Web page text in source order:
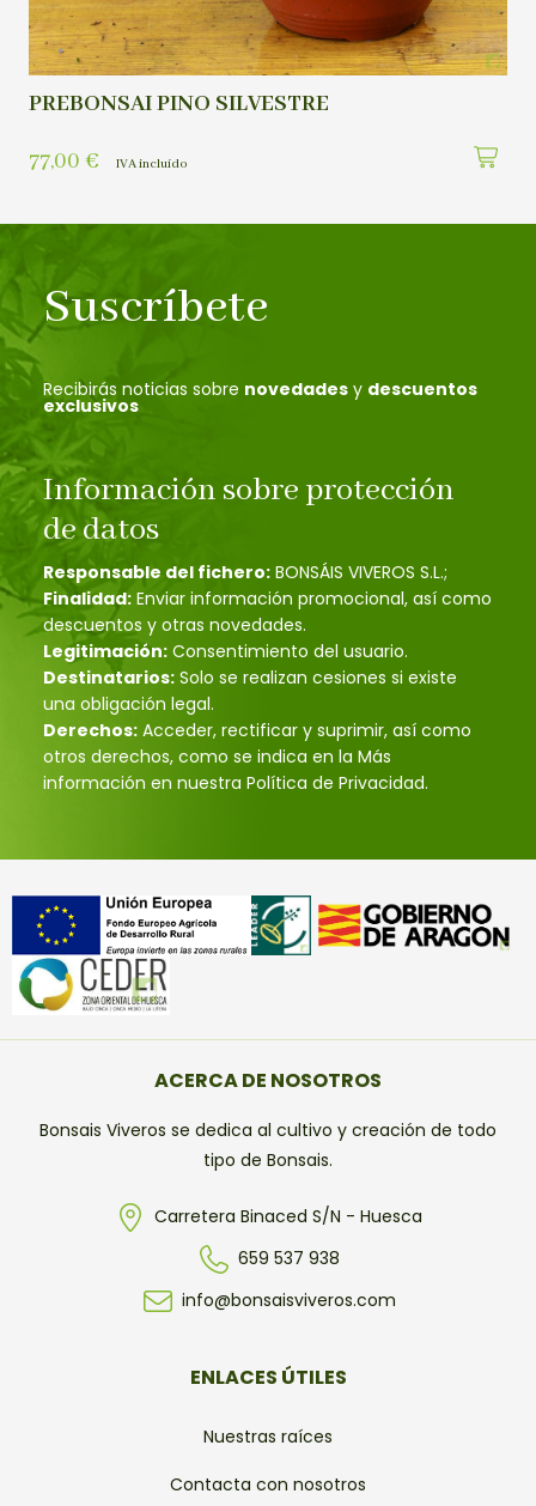
PREBONSAI PINO SILVESTRE
77,00 € IVA incluído
Suscríbete
Recibirás noticias sobre novedades y descuentos
exclusivos
Información sobre protección
de datos
Responsable del fichero: BONSÁIS VIVEROS S.L.;
Finalidad: Enviar información promocional, así como
descuentos y otras novedades.
Legitimación: Consentimiento del usuario.
Destinatarios: Solo se realizan cesiones si existe
una obligación legal.
Derechos: Acceder, rectificar y suprimir, así como
otros derechos, como se indica en la Más
información en nuestra Política de Privacidad.
ACERCA DE NOSOTROS
Bonsais Viveros se dedica al cultivo y creación de todo
tipo de Bonsais.
Carretera Binaced S/N - Huesca
659 537 938
info@bonsaisviveros.com
ENLACES ÚTILES
Nuestras raíces
Contacta con nosotros